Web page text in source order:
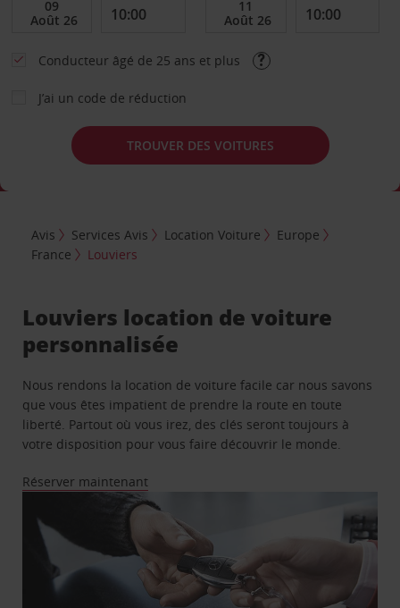
Conducteur âgé de 25 ans et plus
J’ai un code de réduction
TROUVER DES VOITURES
Avis Services Avis Location Voiture
Europe
France
Louviers
Louviers location de voiture
personnalisée
Nous rendons la location de voiture facile car nous savons
que vous êtes impatient de prendre la route en toute
liberté. Partout où vous irez, des clés seront toujours à
votre disposition pour vous faire découvrir le monde.
Réserver maintenant